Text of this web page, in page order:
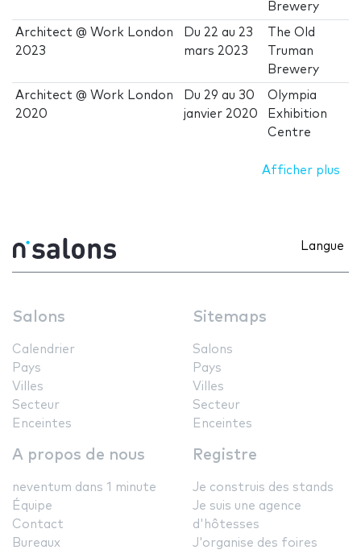
Brewery
Architect @ Work London
2023
Du 22 au 23
mars 2023
The Old
Truman
Brewery
Architect @ Work London
2020
Du 29 au 30
janvier 2020
Olympia
Exhibition
Centre
Afficher plus
Langue
Salons
Calendrier
Pays
Villes
Secteur
Enceintes
Sitemaps
Salons
Pays
Villes
Secteur
Enceintes
A propos de nous
neventum dans 1 minute
Équipe
Contact
Bureaux
Registre
Je construis des stands
Je suis une agence
d'hôtesses
J'organise des foires